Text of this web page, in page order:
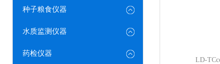
种子粮食仪器
水质监测仪器
药检仪器
LD-